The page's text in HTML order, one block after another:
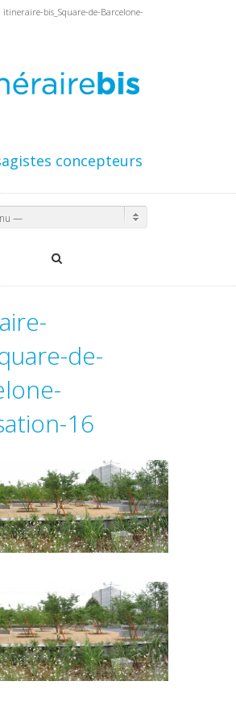
itineraire-bis_Square-de-Barcelone-
concepteurs
—
de-
16